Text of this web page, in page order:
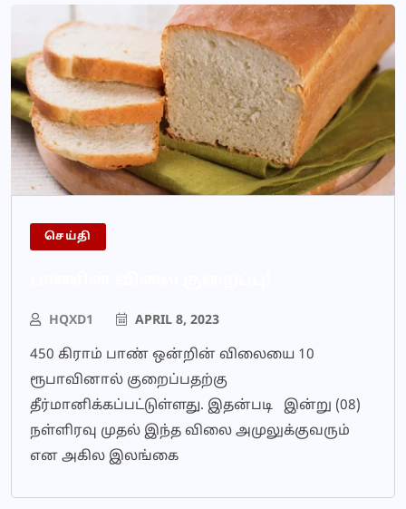
செய்தி
HQXD1 APRIL 8, 2023
450 கிராம் பாண் ஒன்றின் விலையை 10
ரூபாவினால் குறைப்பதற்கு
தீர்மானிக்கப்பட்டுள்ளது. இதன்படி இன்று (08)
நள்ளிரவு முதல் இந்த விலை அமுலுக்குவரும்
என அகில இலங்கை